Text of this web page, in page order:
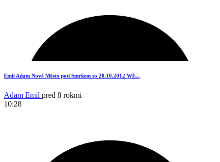
11
Emil Adam Nové Město pod Smrkem so 20.10.2012 WE...
Adam Emil pred 8 rokmi
10:28